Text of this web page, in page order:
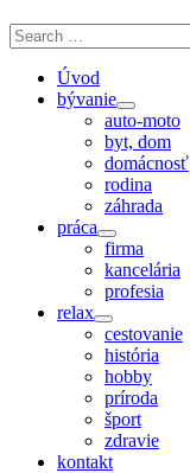
to
for:
Úvod
bývanie
Show
sub
menu
auto-moto
byt, dom
domácnosť
rodina
záhrada
práca
Show
sub
menu
firma
kancelária
profesia
relax
Show
sub
menu
cestovanie
história
hobby
príroda
šport
zdravie
kontakt